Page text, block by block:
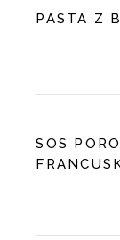
PASTA Z
SOS